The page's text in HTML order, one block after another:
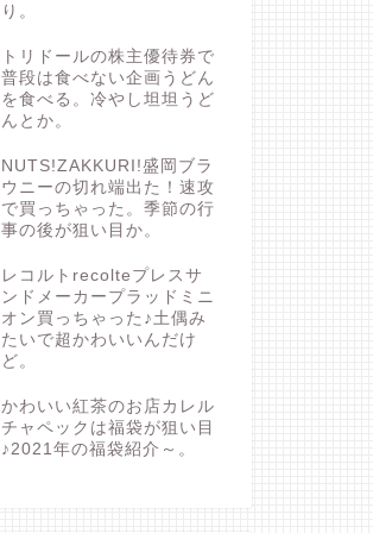
り。
トリドールの株主優待券で
普段は食べない企画うどん
を食べる。冷やし坦坦うど
んとか。
NUTS!ZAKKURI!盛岡ブラ
ウニーの切れ端出た！速攻
で買っちゃった。季節の行
事の後が狙い目か。
レコルトrecolteプレスサ
ンドメーカープラッドミニ
オン買っちゃった♪土偶み
たいで超かわいいんだけ
ど。
かわいい紅茶のお店カレル
チャペックは福袋が狙い目
♪2021年の福袋紹介～。